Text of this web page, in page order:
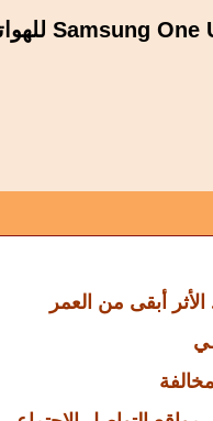
أبقى من العمر